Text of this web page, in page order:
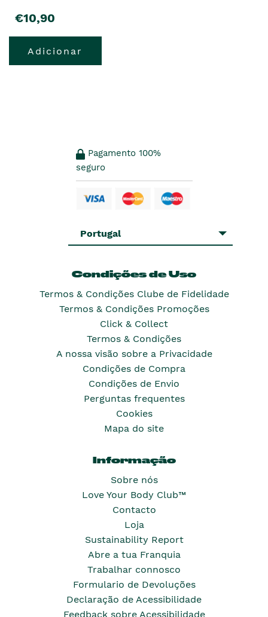
€10,90
Adicionar
Pagamento 100%
seguro
Portugal
Condições de Uso
Termos & Condições Clube de Fidelidade
Termos & Condições Promoções
Click & Collect
Termos & Condições
A nossa visão sobre a Privacidade
Condições de Compra
Condições de Envio
Perguntas frequentes
Cookies
Mapa do site
Informação
Sobre nós
Love Your Body Club™
Contacto
Loja
Sustainability Report
Abre a tua Franquia
Trabalhar connosco
Formulario de Devoluções
Declaração de Acessibilidade
Feedback sobre Acessibilidade